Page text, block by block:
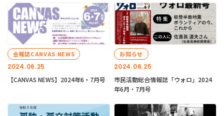
2024.06.25
会報誌CANVAS NEWS
【CANVAS NEWS】2024年6・7月号
2024.06.25
お知らせ
市民活動総合情報誌「ウォロ」2024
年6月・7月号